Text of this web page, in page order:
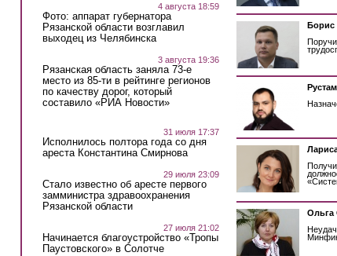
4 августа 18:59
Фото: аппарат губернатора
Рязанской области возглавил
выходец из Челябинска
3 августа 19:36
Рязанская область заняла 73-е
место из 85-ти в рейтинге регионов
по качеству дорог, который
составило «РИА Новости»
31 июля 17:37
Исполнилось полтора года со дня
ареста Константина Смирнова
29 июля 23:09
Стало известно об аресте первого
замминистра здравоохранения
Рязанской области
27 июля 21:02
Начинается благоустройство «Тропы
Паустовского» в Солотче
Борис
Ольга